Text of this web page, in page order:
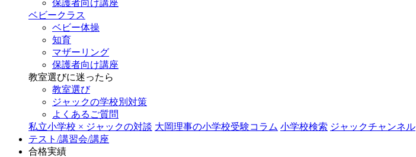
保護者向け講座
ベビークラス
ベビー体操
知育
マザーリング
保護者向け講座
教室選びに迷ったら
教室選び
ジャックの学校別対策
よくあるご質問
私立小学校 × ジャックの対談 大岡理事の小学校受験コラム 小学校検索 ジャックチャンネル
テスト/講習会/講座
合格実績